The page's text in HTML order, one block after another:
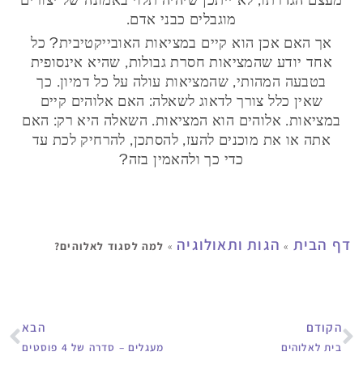
מוגבלים כבני אדם.
אך האם אכן הוא קיים במציאות האובייקטיבית? כל
אחד יודע שהמציאות חסרת גבולות, שהיא אינסופית
בטבעה המהותי, שהמציאות עולה על כל דמיון. כך
שאין כלל צורך לדאוג לשאלה: האם אלוהים קיים
במציאות. אלוהים הוא המציאות. השאלה היא רק: האם
אתה או את מוכנים להעז, להסתכן, להרחיק לכת עד
כדי כך ולהאמין בזה?
דף הבית » הגות ותאולוגיה » למה לסגוד לאלוהים?
הקודם
בית לאלוהים
הבא
מעגלים – סדרה של 4 פוסטים